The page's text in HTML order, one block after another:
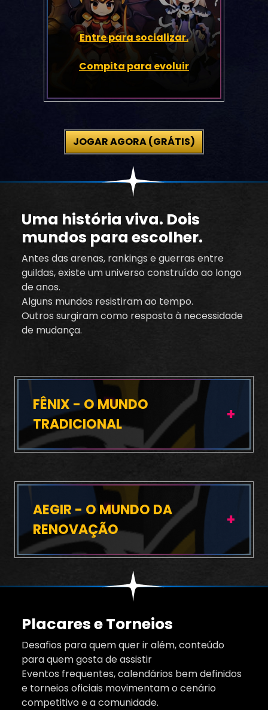
Entre para socializar.
Compita para evoluir
JOGAR AGORA (GRÁTIS)
Uma história viva. Dois
mundos para escolher.
Antes das arenas, rankings e guerras entre
guildas, existe um universo construído ao longo
de anos.
Alguns mundos resistiram ao tempo.
Outros surgiram como resposta à necessidade
de mudança.
FÊNIX - O MUNDO
TRADICIONAL
AEGIR - O MUNDO DA
RENOVAÇÃO
Placares e Torneios
Desafios para quem quer ir além, conteúdo
para quem gosta de assistir
Eventos frequentes, calendários bem definidos
e torneios oficiais movimentam o cenário
competitivo e a comunidade.